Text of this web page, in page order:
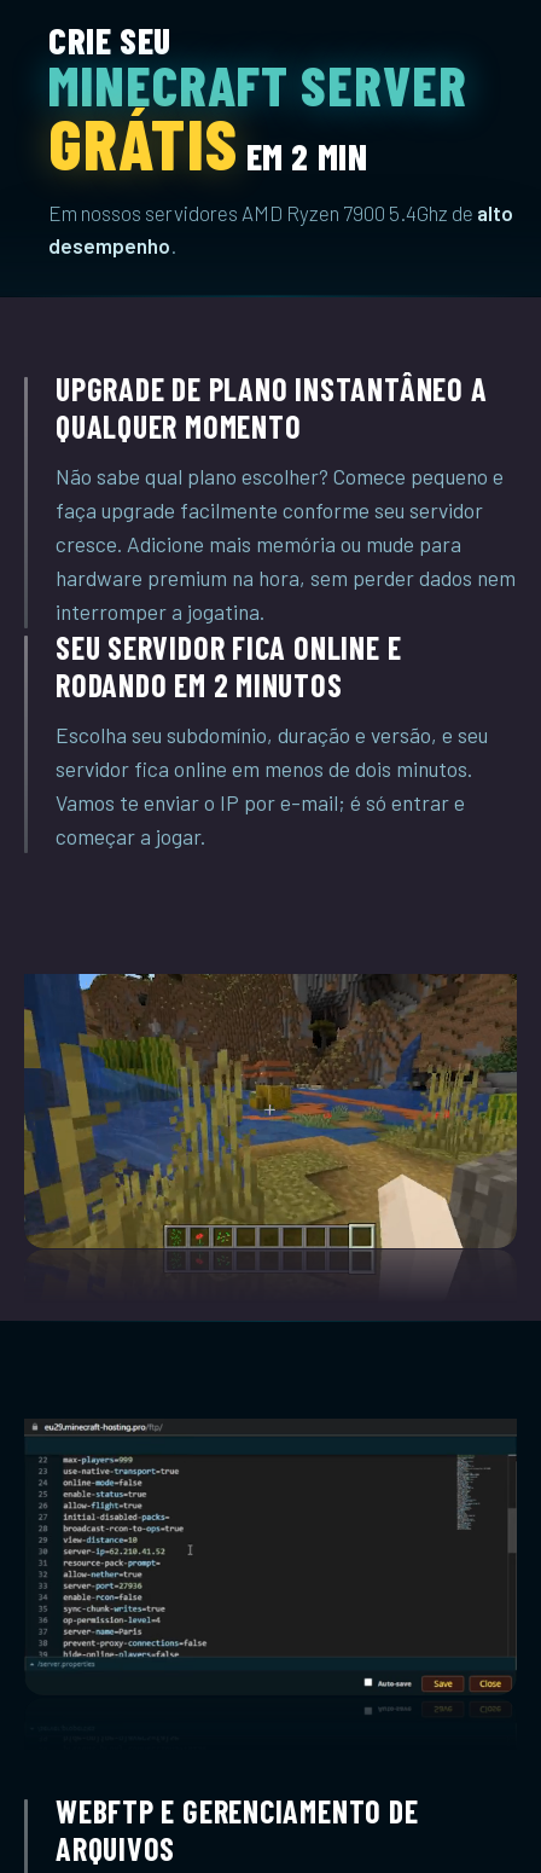
CRIE SEU
MINECRAFT SERVER
GRÁTIS EM 2 MIN
Em nossos servidores AMD Ryzen 7900 5.4Ghz de alto
desempenho
UPGRADE DE PLANO INSTANTÂNEO A
QUALQUER MOMENTO
Não sabe qual plano escolher? Comece pequeno e
faça upgrade facilmente conforme seu servidor
cresce. Adicione mais memória ou mude para
hardware premium na hora, sem perder dados nem
interromper a jogatina.
SEU SERVIDOR FICA ONLINE E
RODANDO EM 2 MINUTOS
Escolha seu subdomínio, duração e versão, e seu
servidor fica online em menos de dois minutos.
Vamos te enviar o IP por e-mail; é só entrar e
começar a jogar.
WEBFTP E GERENCIAMENTO DE
ARQUIVOS